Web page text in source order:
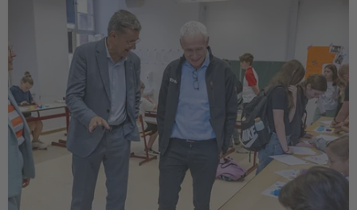
AI & Digital Trust
Health
Mobility
Standards
Weitere Themen